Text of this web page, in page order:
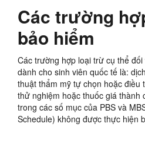
Các trường
bảo hiểm
Các trường hợp loại trừ cụ thể
dành cho sinh viên quốc tế là:
thuật thẩm mỹ tự chọn hoặc điều
thử nghiệm hoặc thuốc giá thành
trong các số mục của PBS​​ và
Schedule) không được thực hiện